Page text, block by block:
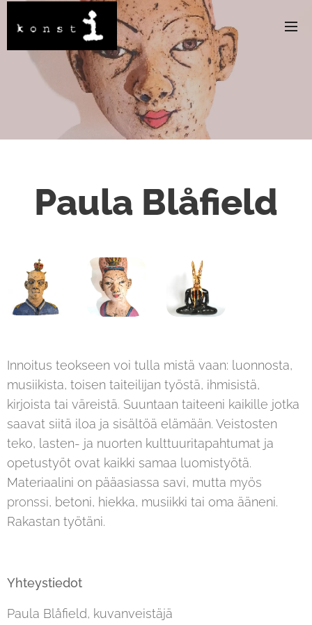
Paula Blåfield
Innoitus teokseen voi tulla mistä vaan: luonnosta,
musiikista, toisen taiteilijan työstä, ihmisistä,
kirjoista tai väreistä. Suuntaan taiteeni kaikille jotka
saavat siitä iloa ja sisältöä elämään. Veistosten
teko, lasten- ja nuorten kulttuuritapahtumat ja
opetustyöt ovat kaikki samaa luomistyötä.
Materiaalini on pääasiassa savi, mutta myös
pronssi, betoni, hiekka, musiikki tai oma ääneni.
Rakastan työtäni.
Yhteystiedot
Paula Blåfield, kuvanveistäjä